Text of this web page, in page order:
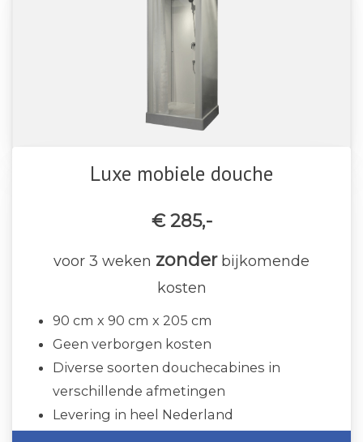
Luxe mobiele douche
€ 285,-
voor 3 weken zonderbijkomende
kosten
90 cm x 90 cm x 205 cm
Geen verborgen kosten
Diverse soorten douchecabines in
verschillende afmetingen
Levering in heel Nederland